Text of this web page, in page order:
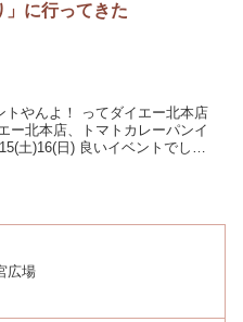
」に行ってきた
トやんよ！ ってダイエー北本店
ー北本店、トマトカレーパンイ
土)16(日) 良いイベントでし
広場